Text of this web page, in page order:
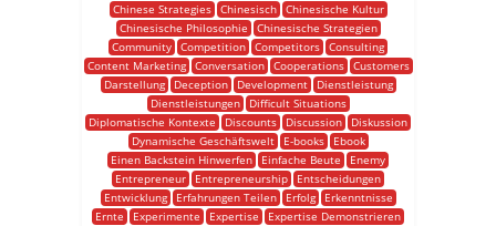
Chinese Strategies
Chinesisch
Chinesische Kultur
Chinesische Philosophie
Chinesische Strategien
Community Competition Competitors Consulting
Content Marketing
Conversation Cooperations
Customers
Darstellung
Deception Development
Dienstleistung
Dienstleistungen
Difficult Situations
Diplomatische Kontexte
Discounts Discussion
Diskussion
Dynamische Geschäftswelt
E-books
Ebook
Einen Backstein Hinwerfen
Einfache Beute
Enemy
Entrepreneur
Entrepreneurship
Entscheidungen
Entwicklung
Erfahrungen Teilen Erfolg
Erkenntnisse
Ernte
Experimente Expertise
Expertise Demonstrieren